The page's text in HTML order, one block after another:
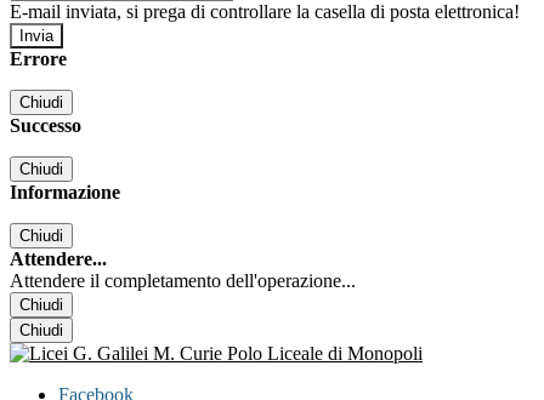
E-mail inviata, si prega di controllare la casella di posta elettronica!
Errore
Chiudi
Successo
Chiudi
Informazione
Chiudi
Attendere...
Attendere il completamento dell'operazione...
Chiudi
Chiudi
Facebook